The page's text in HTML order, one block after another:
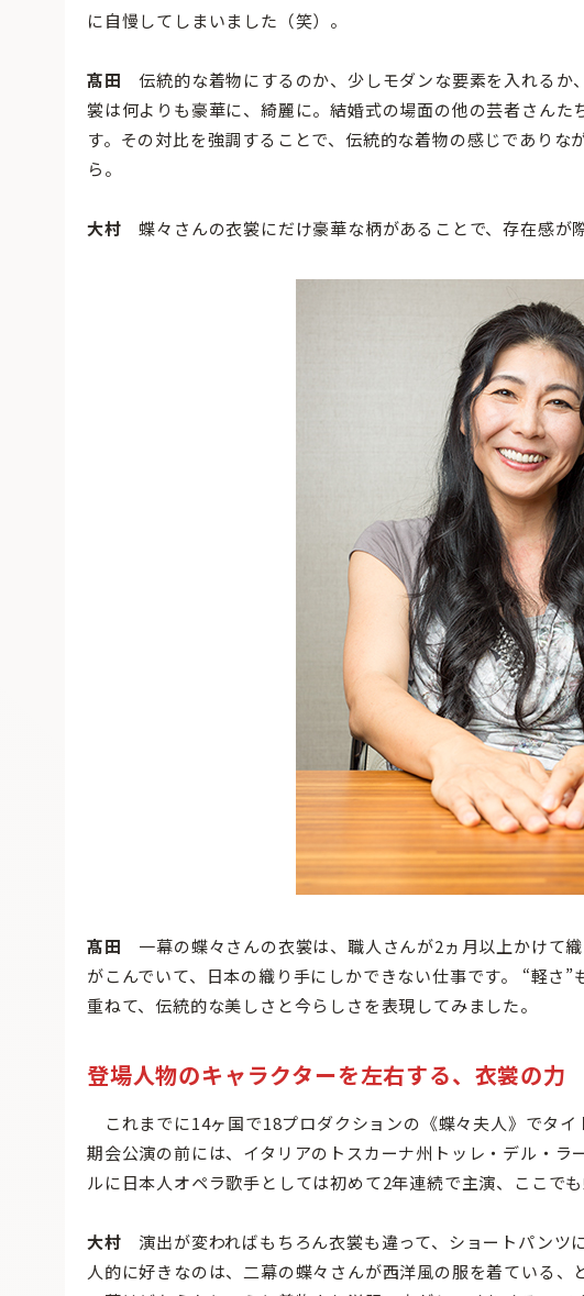
に自慢してしまいました（笑）。
髙田 伝統的な着物にするのか、少しモダンな要素を入れるか
裳は何よりも豪華に、綺麗に。結婚式の場面の他の芸者さん
す。その対比を強調することで、伝統的な着物の感じでありな
ら。
大村 蝶々さんの衣裳にだけ豪華な柄があることで、存在感が
髙田 一幕の蝶々さんの衣裳は、職人さんが2ヵ月以上かけて
がこんでいて、日本の織り手にしかできない仕事です。 “軽さ
重ねて、伝統的な美しさと今らしさを表現してみました。
登場人物のキャラクターを左右する、衣裳の力
これまでに14ヶ国で18プロダクションの《蝶々夫人》でタ
期会公演の前には、イタリアのトスカーナ州トッレ・デル・
ルに日本人オペラ歌手としては初めて2年連続で主演、ここで
大村 演出が変わればもちろん衣裳も違って、ショートパンツ
人的に好きなのは、二幕の蝶々さんが西洋風の服を着ている、